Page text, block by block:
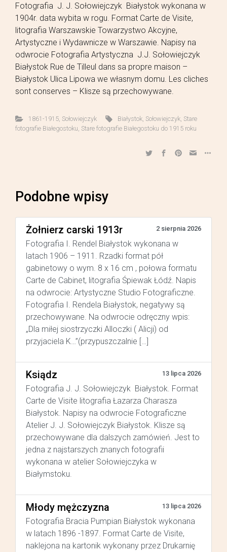
Fotografia J. J. Sołowiejczyk Białystok wykonana w
1904r. data wybita w rogu. Format Carte de Visite,
litografia Warszawskie Towarzystwo Akcyjne,
Artystyczne i Wydawnicze w Warszawie. Napisy na
odwrocie Fotografia Artystyczna J.J. Sołowiejczyk
Białystok Rue de Tilleul dans sa propre maison –
Białystok Ulica Lipowa we własnym domu. Les cliches
sont conserves – Klisze są przechowywane.
1861-1915, Sołowiejczyk Białystok Sołowiejczyk Stare
fotografie Białegostoku Stare fotografie Białegostoku do 1915 roku
Podobne wpisy
Żołnierz carski 1913r 2 sierpnia 2026
Fotografia I. Rendel Białystok wykonana w
latach 1906 – 1911. Rzadki format pół
gabinetowy o wym. 8 x 16 cm , połowa formatu
Carte de Cabinet, litografia Śpiewak Łódź. Napis
na odwrocie: Artystyczne Studio Fotograficzne.
Fotografia I. Rendela Białystok, negatywy są
przechowywane. Na odwrocie odręczny wpis:
„Dla miłej siostrzyczki Alloczki ( Alicji) od
przyjaciela K…”(przypuszczalnie […]
Ksiądz 13 lipca 2026
Fotografia J. J. Sołowiejczyk Białystok. Format
Carte de Visite litografia Łazarza Charasza
Białystok. Napisy na odwrocie Fotograficzne
Atelier J. J. Sołowiejczyk Białystok. Klisze są
przechowywane dla dalszych zamówień. Jest to
jedna z najstarszych znanych fotografii
wykonana w atelier Sołowiejczyka w
Białymstoku.
Młody mężczyzna 13 lipca 2026
Fotografia Bracia Pumpian Białystok wykonana
w latach 1896 -1897. Format Carte de Visite,
naklejona na kartonik wykonany przez Drukarnię